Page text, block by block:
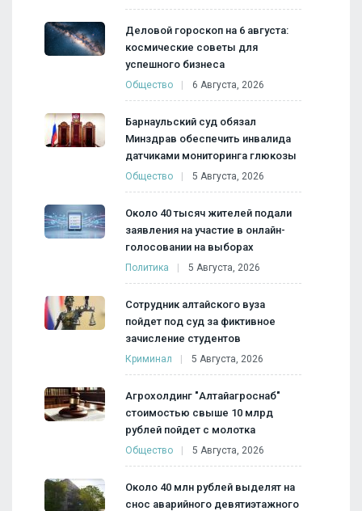
Деловой гороскоп на 6 августа:
космические советы для
успешного бизнеса
Общество 6 Августа, 2026
Барнаульский суд обязал
Минздрав обеспечить инвалида
датчиками мониторинга глюкозы
Общество 5 Августа, 2026
Около 40 тысяч жителей подали
заявления на участие в онлайн-
голосовании на выборах
Политика 5 Августа, 2026
Сотрудник алтайского вуза
пойдет под суд за фиктивное
зачисление студентов
Криминал 5 Августа, 2026
Агрохолдинг "Алтайагроснаб"
стоимостью свыше 10 млрд
рублей пойдет с молотка
Общество 5 Августа, 2026
Около 40 млн рублей выделят на
снос аварийного девятиэтажного